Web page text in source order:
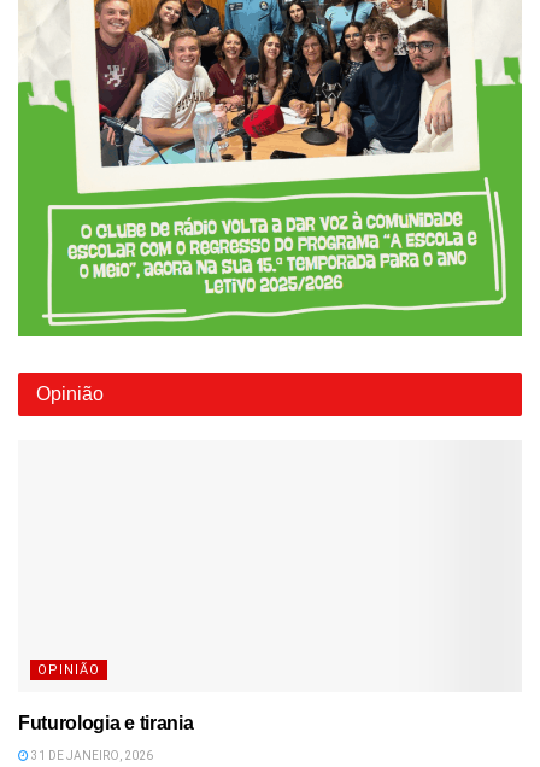
Opinião
OPINIÃO
Futurologia e tirania
31 DE JANEIRO, 2026